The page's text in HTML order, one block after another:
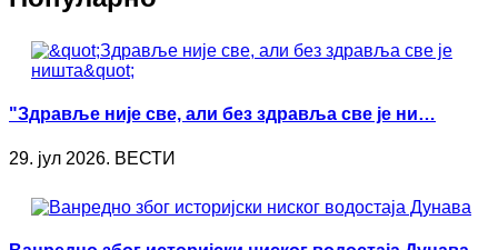
"Здравље није све, али без здравља све је ни…
29. јул 2026. ВЕСТИ